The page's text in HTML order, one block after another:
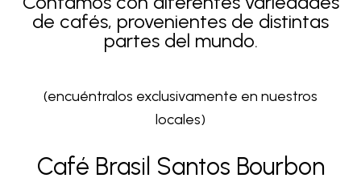
de cafés, provenientes de distintas
partes del mundo.
(encuéntralos exclusivamente en nuestros
locales)
Café Brasil Santos Bourbon